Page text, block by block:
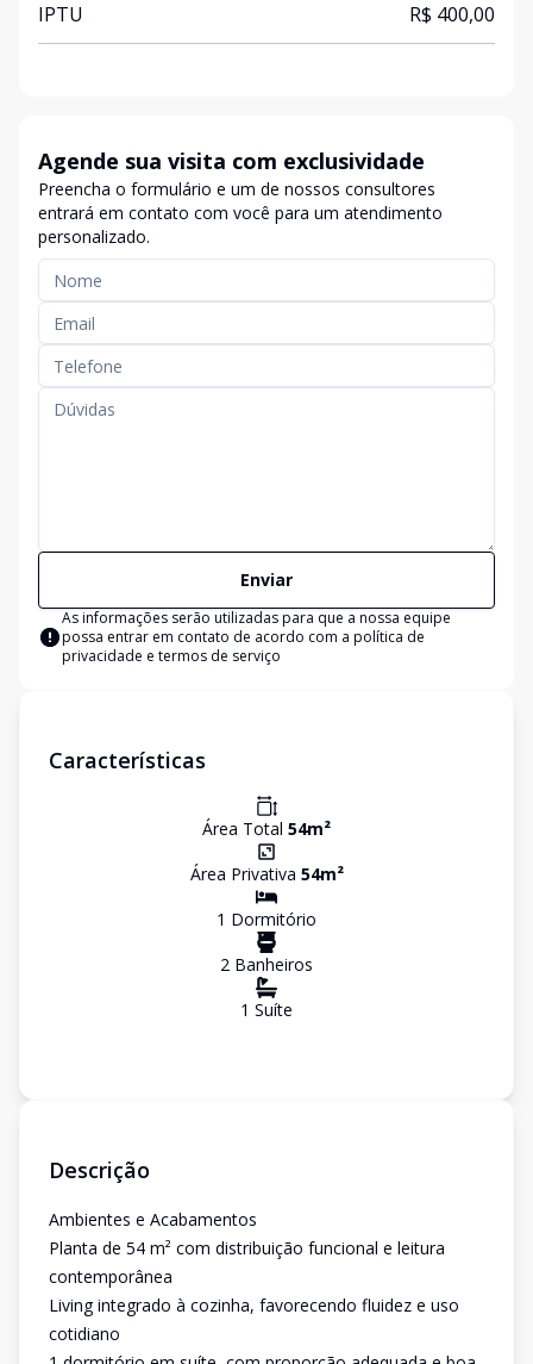
IPTU R$ 400,00
Agende sua visita com exclusividade
Preencha o formulário e um de nossos consultores
entrará em contato com você para um atendimento
personalizado.
Enviar
As informações serão utilizadas para que a nossa equipe
possa entrar em contato de acordo com a política de
privacidade e termos de serviço
Características
Área Total 54m²
Área Privativa 54m²
1 Dormitório
2 Banheiros
1 Suíte
Descrição
Ambientes e Acabamentos
Planta de 54 m² com distribuição funcional e leitura
contemporânea
Living integrado à cozinha, favorecendo fluidez e uso
cotidiano